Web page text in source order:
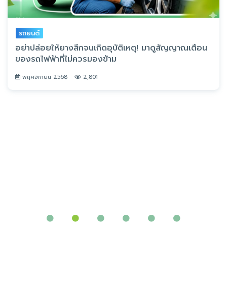
ความรู้ทั่วไป
รูปแบบการฉ้อโกงทางการเงินมีอะไรบ้าง รู้ไว้ไม่เสร็จโจร
กุมภาพันธ์ 2568 12,402